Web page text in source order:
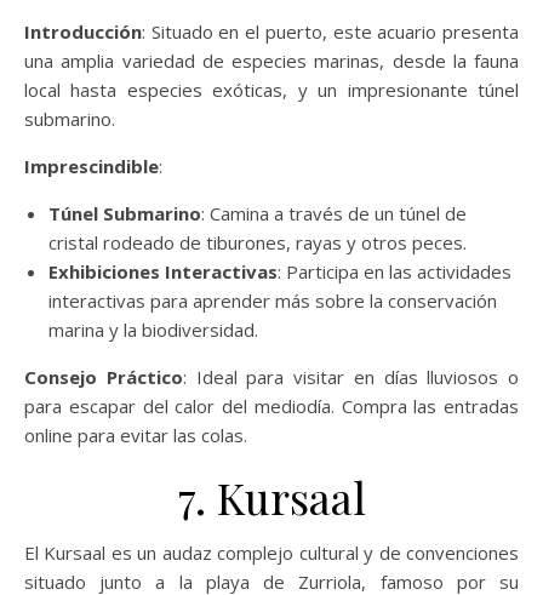
Introducción: Situado en el puerto, este acuario presenta
una amplia variedad de especies marinas, desde la fauna
local hasta especies exóticas, y un impresionante túnel
submarino.
Imprescindible:
Túnel Submarino: Camina a través de un túnel de
cristal rodeado de tiburones, rayas y otros peces.
Exhibiciones Interactivas: Participa en las actividades
interactivas para aprender más sobre la conservación
marina y la biodiversidad.
Consejo Práctico: Ideal para visitar en días lluviosos o
para escapar del calor del mediodía. Compra las entradas
online para evitar las colas.
7. Kursaal
El Kursaal es un audaz complejo cultural y de convenciones
situado junto a la playa de Zurriola, famoso por su